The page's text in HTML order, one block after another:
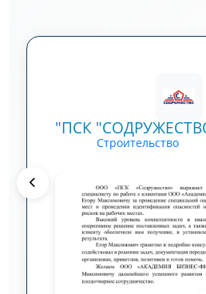
АО "ЦКБМ"
Машиностроение